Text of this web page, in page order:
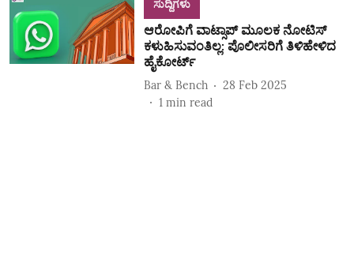
ಸುದ್ದಿಗಳು
ಆರೋಪಿಗೆ ವಾಟ್ಸಾಪ್‌ ಮೂಲಕ ನೋಟಿಸ್‌
ಕಳುಹಿಸುವಂತಿಲ್ಲ: ಪೊಲೀಸರಿಗೆ ತಿಳಿಹೇಳಿದ
ಹೈಕೋರ್ಟ್‌
Bar & Bench
28 Feb 2025
1 min read